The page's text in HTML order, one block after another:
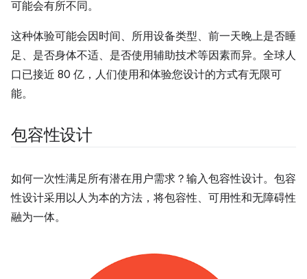
可能会有所不同。
这种体验可能会因时间、所用设备类型、前一天晚上是否睡
足、是否身体不适、是否使用辅助技术等因素而异。全球人
口已接近 80 亿，人们使用和体验您设计的方式有无限可
能。
包容性设计
如何一次性满足所有潜在用户需求？输入包容性设计。包容
性设计采用以人为本的方法，将包容性、可用性和无障碍性
融为一体。